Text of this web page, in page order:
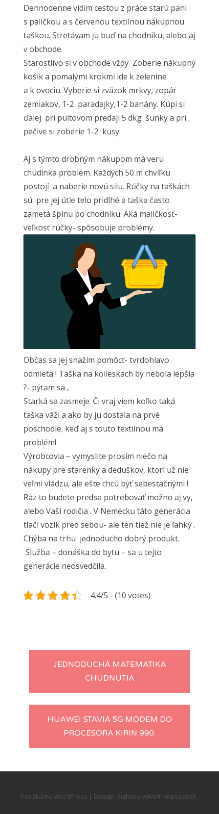
Dennodenne vidím cestou z práce starú pani
s paličkou a s červenou textilnou nákupnou
taškou. Stretávam ju buď na chodníku, alebo aj
v obchode.
Starostlivo si v obchode vždy Zoberie nákupný
košík a pomalými krokmi ide k zelenine
a k ovociu. Vyberie si zväzok mrkvy, zopár
zemiakov, 1-2 paradajky,1-2 banány. Kúpi si
ďalej pri pultovom predaji 5 dkg šunky a pri
pečive si zoberie 1-2 kusy.
Aj s týmto drobným nákupom má veru
chudinka problém. Každých 50 m chvíľku
postojí a naberie novú silu. Rúčky na taškách
sú pre jej útle telo pridlhé a taška často
zametá špinu po chodníku. Aká maličkosť-
veľkosť rúčky- spôsobuje problémy.
Občas sa jej snažím pomôcť- tvrdohlavo
odmieta ! Taška na kolieskach by nebola lepšia
?- pýtam sa ,
Starká sa zasmeje. Či vraj viem koľko taká
taška váži a ako by ju dostala na prvé
poschodie, keď aj s touto textilnou má
problém!
Výrobcovia – vymyslite prosím niečo na
nákupy pre starenky a deduškov, ktorí už nie
veľmi vládzu, ale ešte chcú byť sebestačnými !
Raz to budete predsa potrebovať možno aj vy,
alebo Vaši rodičia . V Nemecku táto generácia
tlačí vozík pred sebou- ale ten tiež nie je ľahký .
Chýba na trhu jednoducho dobrý produkt.
Služba – donáška do bytu – sa u tejto
generácie neosvedčila.
4.4/5 - (10 votes)
Navigace
příspěvky
JEDNODUCHÁ MATEMATIKA
CHUDNUTIA
HUAWEI STAVIA 5G MODEM DO
PROCESORA KIRIN 990.
Používáme WordPress | Design: Eighties vytvořil Kopepasah.